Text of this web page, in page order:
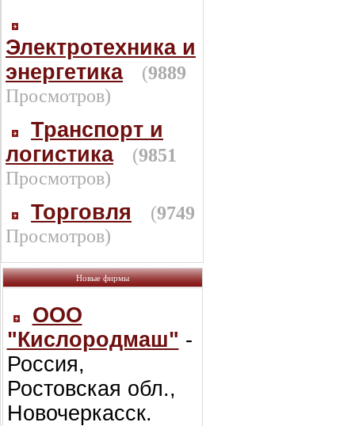
Электротехника и
энергетика
(9889
Просмотров)
Транспорт и
логистика
(9851
Просмотров)
Торговля (9749
Просмотров)
Новые фирмы
ООО
"Кислородмаш" -
Россия,
Ростовская обл.,
Новочеркасск.